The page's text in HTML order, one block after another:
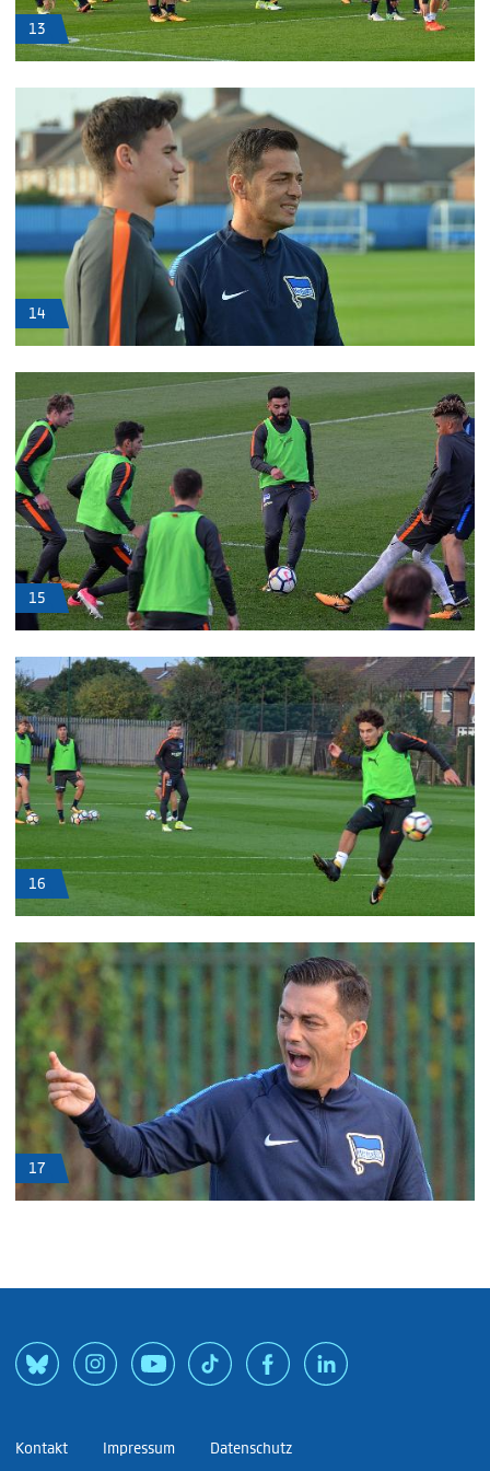
13
14
15
16
17
Kontakt Impressum Datenschutz